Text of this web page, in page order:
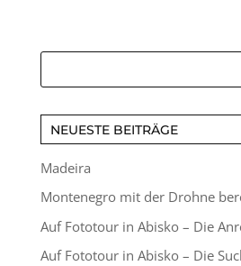
NEUESTE BEITRÄGE
Madeira
Montenegro mit der Drohne
Auf Fototour in Abisko – Die
Auf Fototour in Abisko – Die